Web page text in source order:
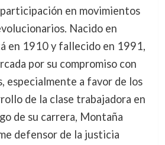
en movimientos
Nacido en
en 1910 y fallecido en 1991,
por su compromiso con
especialmente a favor de los
de la clase trabajadora en
de su carrera, Montaña
defensor de la justicia